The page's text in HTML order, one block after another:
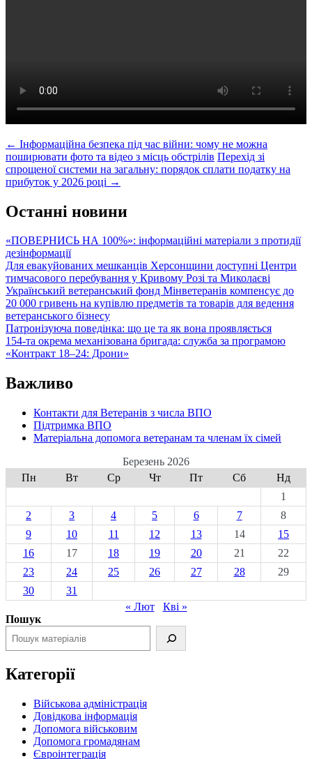
Post
navigation
← Інформаційна безпека під час війни: чому не можна
поширювати фото та відео з місць обстрілів Перехід зі
спрощеної системи на загальну: порядок сплати податку на
прибуток у 2026 році →
Останні новини
«ПОВЕРНИСЬ НА 100%»: інформаційні матеріали з протидії
дезінформації
Для евакуйованих мешканців Херсонщини доступні Центри
тимчасового перебування у Кривому Розі та Миколаєві
Український ветеранський фонд Мінветеранів компенсує до
20 000 гривень на купівлю предметів та товарів для ведення
ветеранського бізнесу
Патронізуюча поведінка: що це та як вона проявляється
154-та окрема механізована бригада: служба за програмою
«Контракт 18–24: Дрони»
Важливо
Контакти для Ветеранів з числа ВПО
Підтримка ВПО
Матеріальна допомога ветеранам та членам їх сімей
Березень 2026
Пн
Вт Ср Чт Пт Сб
Нд
1
2
3 4 5 6 7
8
9
10 11 12 13 14
15
16
17 18 19 20 21
22
23
24 25 26 27 28
29
30
31
« Лют
Кві »
Пошук
Категорії
Військова адміністрація
Довідкова інформація
Допомога військовим
Допомога громадянам
Євроінтеграція